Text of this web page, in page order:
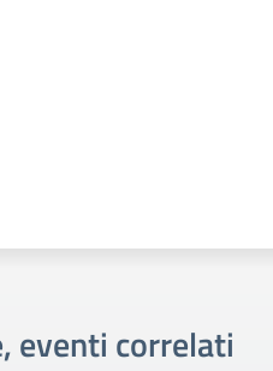
eventi correlati